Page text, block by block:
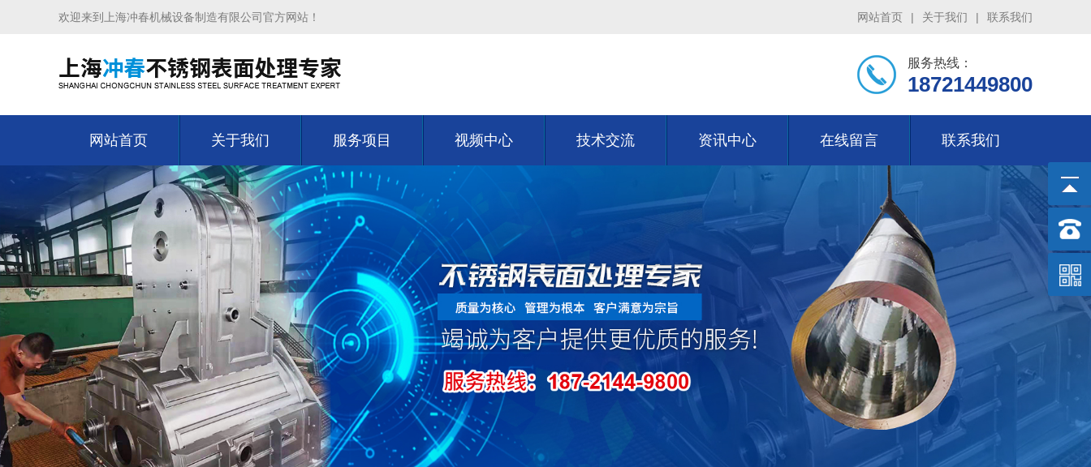
欢迎来到上海冲春机械设备制造有限公司官方网站！ 网站首页 | 关于我们 | 联系我们
服务热线：
18721449800
网站首页 关于我们 服务项目 视频中心 技术交流 资讯中心 在线留言 联系我们